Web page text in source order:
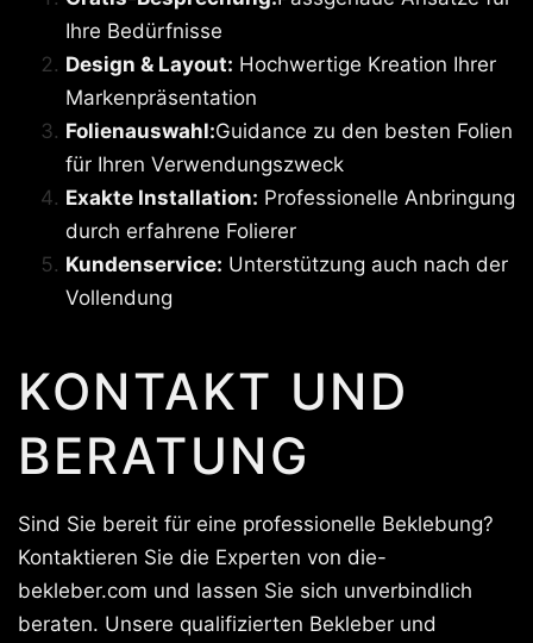
Ihre Bedürfnisse
Design & Layout: Hochwertige Kreation Ihrer
Markenpräsentation
Folienauswahl:Guidance zu den besten Folien
für Ihren Verwendungszweck
Exakte Installation: Professionelle Anbringung
durch erfahrene Folierer
Kundenservice: Unterstützung auch nach der
Vollendung
KONTAKT UND
BERATUNG
Sind Sie bereit für eine professionelle Beklebung?
Kontaktieren Sie die Experten von die-
bekleber.com und lassen Sie sich unverbindlich
beraten. Unsere qualifizierten Bekleber und